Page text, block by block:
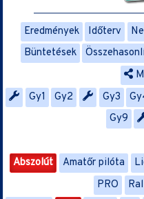
Eredmények Időterv
Büntetések
Gy1
Gy2 Gy3
Gy9
Abszolút Amatőr pilóta
PRO